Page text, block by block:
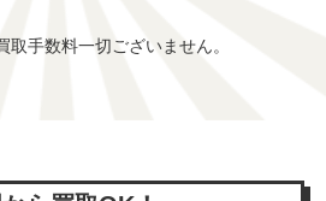
手数料一切ございません。